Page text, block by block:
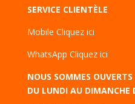
SERVICE CLIENTÈLE
Mobile Cliquez ici
WhatsApp Cliquez ici
NOUS SOMMES OUVERTS
DU LUNDI AU DIMANCHE